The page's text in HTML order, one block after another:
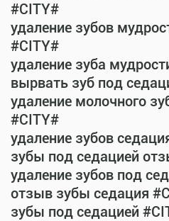
#CITY#
удаление зубов
#CITY#
удаление зуба
вырвать зуб под
удаление молочного
#CITY#
удаление зубов
зубы под седацией
удаление зубов под
отзыв зубы седация
зубы под седацией